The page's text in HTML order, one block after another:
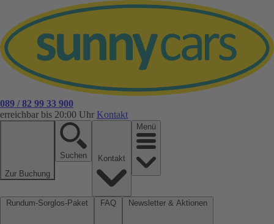
089 / 82 99 33 900
erreichbar bis 20:00 Uhr Kontakt
Zur Buchung
Suchen
Menü